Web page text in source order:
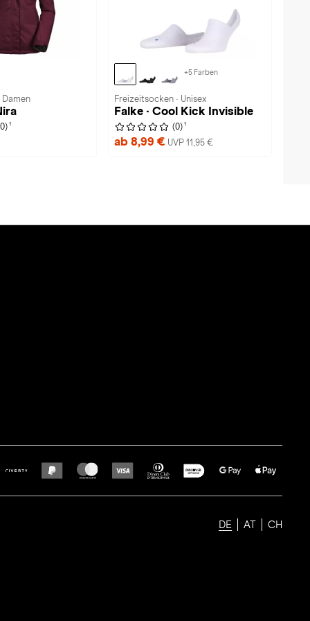
Damen
1
+5 Farben
Freizeitsocken · Unisex
Falke · Cool Kick Invisible
(0) 1
ab 8,99 € UVP 11,95 €
DE AT CH